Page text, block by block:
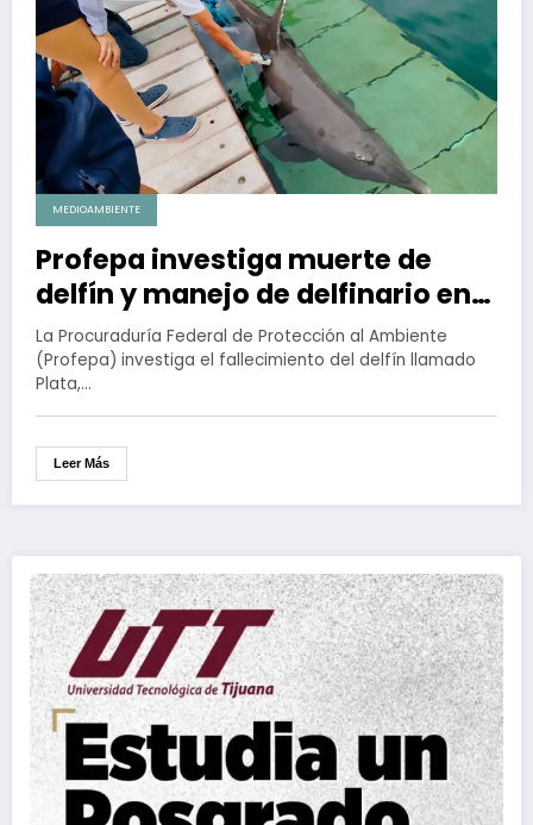
MEDIOAMBIENTE
Profepa investiga muerte de
delfín y manejo de delfinario en
Hotel Barceló
La Procuraduría Federal de Protección al Ambiente
(Profepa) investiga el fallecimiento del delfín llamado
Plata,…
Leer Más